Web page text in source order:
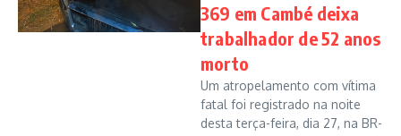
369 em Cambé deixa
trabalhador de 52 anos
morto
Um atropelamento com vítima
fatal foi registrado na noite
desta terça-feira, dia 27, na BR-